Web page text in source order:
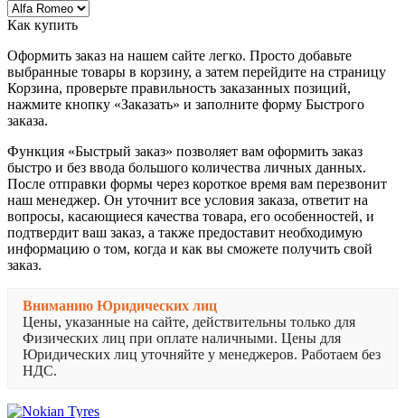
Как купить
Оформить заказ на нашем сайте легко. Просто добавьте
выбранные товары в корзину, а затем перейдите на страницу
Корзина, проверьте правильность заказанных позиций,
нажмите кнопку «Заказать» и заполните форму Быстрого
заказа.
Функция «Быстрый заказ» позволяет вам оформить заказ
быстро и без ввода большого количества личных данных.
После отправки формы через короткое время вам перезвонит
наш менеджер. Он уточнит все условия заказа, ответит на
вопросы, касающиеся качества товара, его особенностей, и
подтвердит ваш заказ, а также предоставит необходимую
информацию о том, когда и как вы сможете получить свой
заказ.
Вниманию Юридических лиц
Цены, указанные на сайте, действительны только для
Физических лиц при оплате наличными. Цены для
Юридических лиц уточняйте у менеджеров. Работаем без
НДС.